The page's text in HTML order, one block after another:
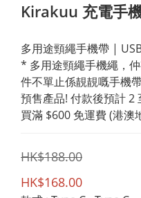
Kirakuu 充電手
多用途頸繩手機帶 |
* 多用途頸繩手機繩，
件不單止係靚靚嘅手機
預售產品! 付款後預計 2
買滿 $600 免運費 (港澳
HK$188.00
HK$168.00